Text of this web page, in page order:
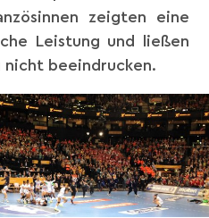
zeigten eine
Leistung und ließen
nicht beeindrucken.